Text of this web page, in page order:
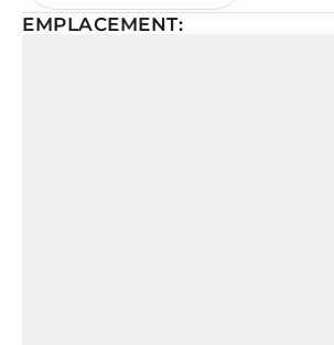
EMPLACEMENT: